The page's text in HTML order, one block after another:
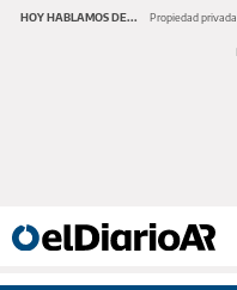
HOY HABLAMOS DE... Propiedad privada